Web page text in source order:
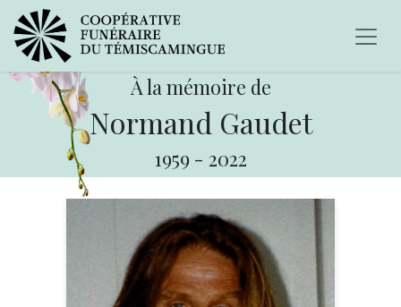
À la mémoire de
Normand Gaudet
1959 - 2022